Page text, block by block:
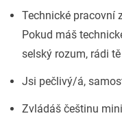
Technické pracovní
Pokud máš
selský rozum, rádi
Jsi pečlivý/á,
Zvládáš češtinu